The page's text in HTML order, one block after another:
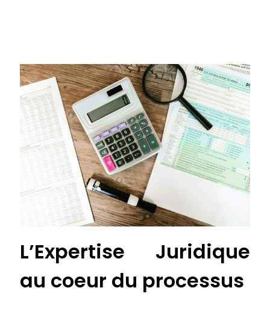
L’Expertise Juridique
au coeur du processus